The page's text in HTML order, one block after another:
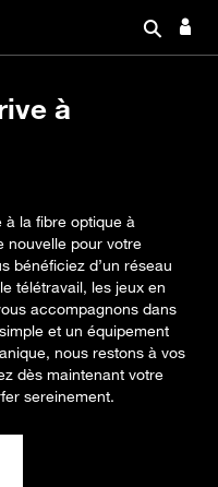
à
à la fibre optique à
nouvelle pour votre
bénéficiez d’un réseau
télétravail, les jeux en
accompagnons dans
et un équipement
nous restons à vos
dès maintenant votre
sereinement.